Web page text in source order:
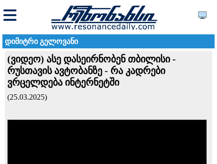
დიმიტრი გელოვანი
(ვიდეო) ასე დასეირნობენ თბილისი -
რუსთავის ავტობანზე - რა კადრები
ვრცელდება ინტერნეტში
(25.03.2025)